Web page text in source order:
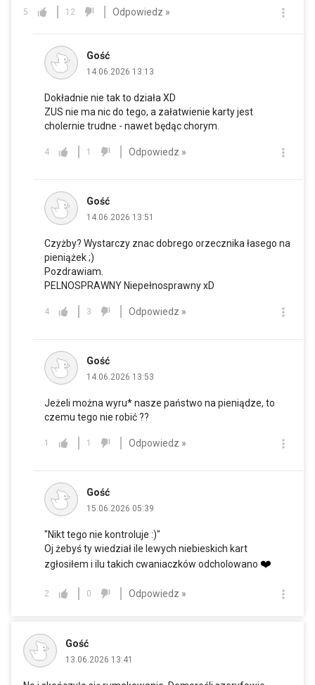
5 12 Odpowiedz »
Gość
14.06.2026 13:13
Dokładnie nie tak to działa XD
ZUS nie ma nic do tego, a załatwienie karty jest
cholernie trudne - nawet będąc chorym.
4 1 Odpowiedz »
Gość
14.06.2026 13:51
Czyżby? Wystarczy znac dobrego orzecznika łasego na
pieniążek ;)
Pozdrawiam.
PELNOSPRAWNY Niepełnosprawny xD
4 3 Odpowiedz »
Gość
14.06.2026 13:53
Jeżeli można wyru* nasze państwo na pieniądze, to
czemu tego nie robić ??
1 1 Odpowiedz »
Gość
15.06.2026 05:39
"Nikt tego nie kontroluje :)"
Oj żebyś ty wiedział ile lewych niebieskich kart
zgłosiłem i ilu takich cwaniaczków odcholowano ❤️
2 0 Odpowiedz »
Gość
13.06.2026 13:41